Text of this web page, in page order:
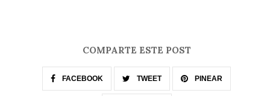
COMPARTE ESTE POST
FACEBOOK TWEET PINEAR